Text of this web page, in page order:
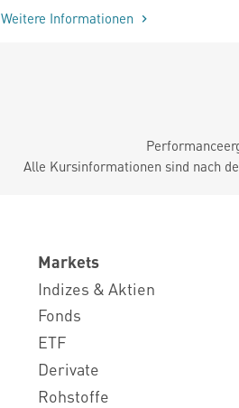
Weitere Informationen
Alle Kursinformationen sind nach
Markets
Indizes & Aktien
Fonds
ETF
Derivate
Rohstoffe